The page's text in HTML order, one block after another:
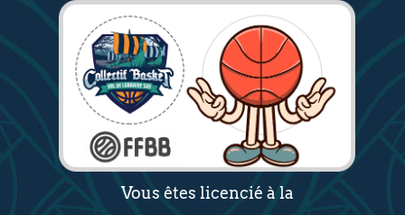
Vous êtes licencié à la